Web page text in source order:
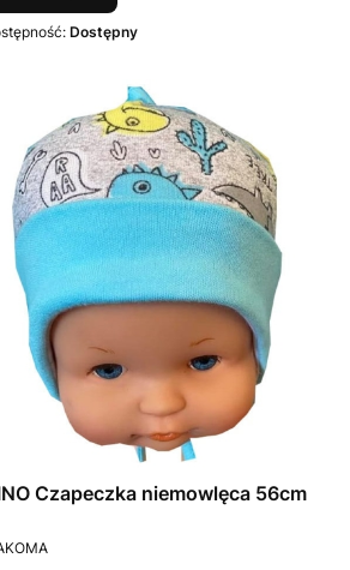
Dostępny
Czapeczka niemowlęca 56cm